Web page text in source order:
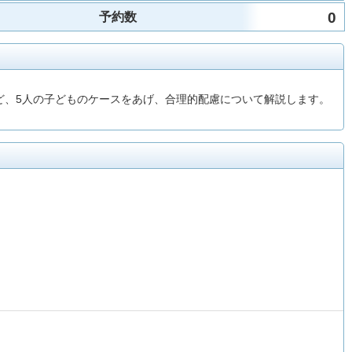
予約数 0
5人の子どものケースをあげ、合理的配慮について解説します。